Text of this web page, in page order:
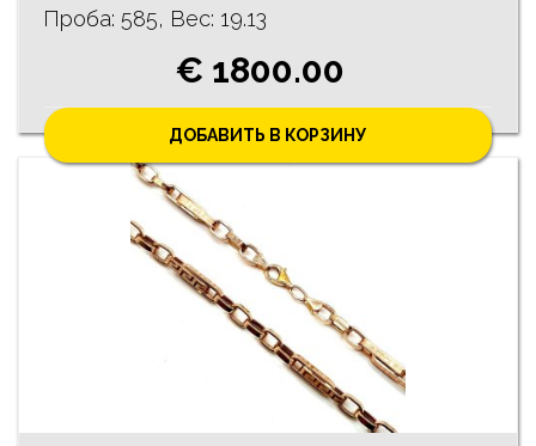
Проба: 585, Bес: 19.13
€ 1800.00
ДОБАВИТЬ В КОРЗИНУ